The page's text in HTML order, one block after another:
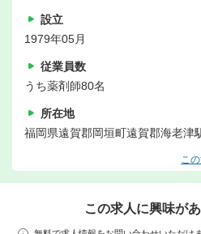
設立
1979年05月
従業員数
うち薬剤師80名
所在地
福岡県遠賀郡岡垣町遠賀郡海老津
こ
この求人に興味が